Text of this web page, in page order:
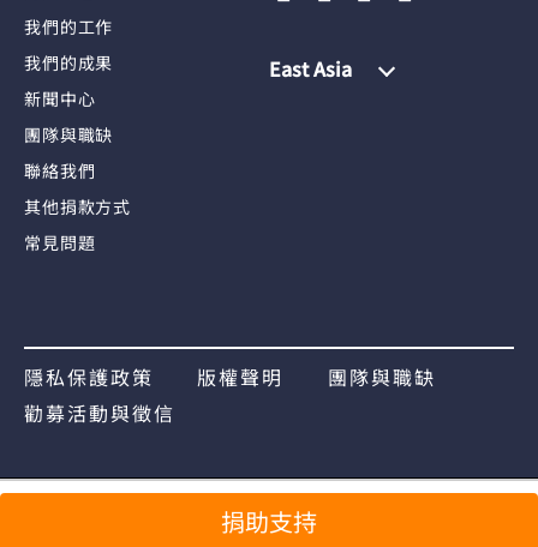
我們的工作
我們的成果
新聞中心
團隊與職缺
聯絡我們
其他捐款方式
常見問題
East Asia
隱私保護政策 版權聲明
團隊與職缺
勸募活動與徵信
捐助支持